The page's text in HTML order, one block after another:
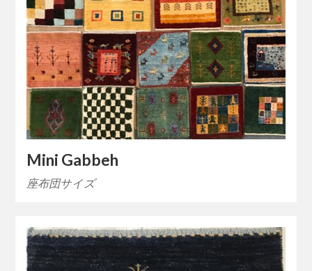
Mini Gabbeh
座布団サイズ